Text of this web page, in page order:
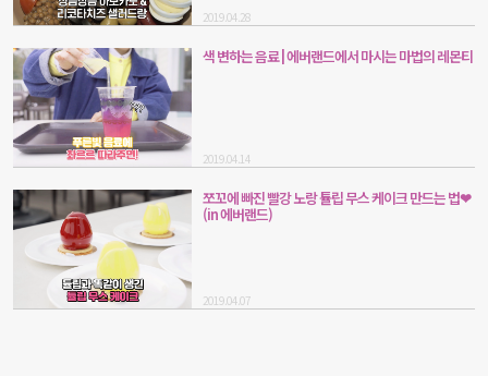
2019.04.28
색 변하는 음료 | 에버랜드에서 마시는 마법의 레몬티
2019.04.14
쪼꼬에 빠진 빨강 노랑 튤립 무스 케이크 만드는 법❤
(in 에버랜드)
2019.04.07